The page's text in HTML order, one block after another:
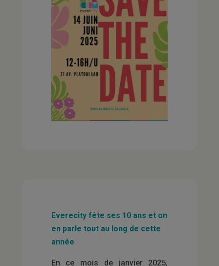
Everecity fête ses 10 ans et on
en parle tout au long de cette
année
En ce mois de janvier 2025,